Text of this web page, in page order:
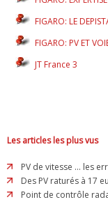
FIGARO: LE
FIGARO: PV ET
JT France 3
Les articles les plus vus
PV de vitesse ... les
Des PV raturés à 17
Point de contrôle